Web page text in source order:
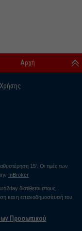
Αρχή
15’. Οι τιμές των
InBroker
διατίθεται στους
και η επαναδημοσίευσή του
Προσωπικού